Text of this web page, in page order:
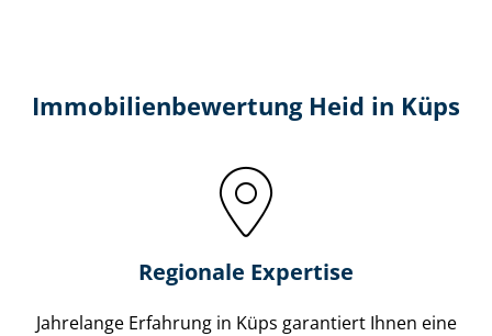
Immobilien­bewertung Heid in Küps
Regionale Expertise
Jahrelange Erfahrung in Küps garantiert Ihnen eine